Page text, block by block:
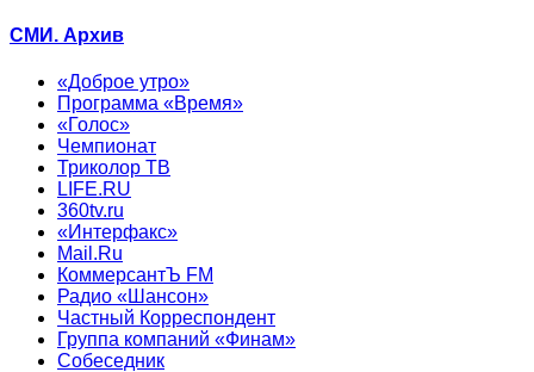
СМИ. Архив
«Доброе утро»
Программа «Время»
«Голос»
Чемпионат
Триколор ТВ
LIFE.RU
360tv.ru
«Интерфакс»
Mail.Ru
КоммерсантЪ FM
Радио «Шансон»
Частный Корреспондент
Группа компаний «Финам»
Собеседник